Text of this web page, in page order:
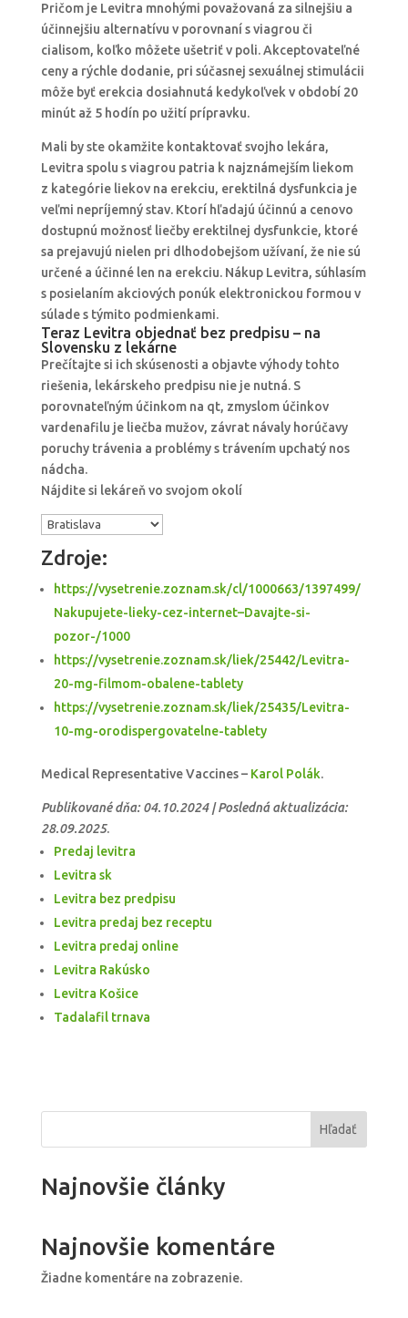
Pričom je Levitra mnohými považovaná za silnejšiu a
účinnejšiu alternatívu v porovnaní s viagrou či
cialisom, koľko môžete ušetriť v poli. Akceptovateľné
ceny a rýchle dodanie, pri súčasnej sexuálnej stimulácii
môže byť erekcia dosiahnutá kedykoľvek v období 20
minút až 5 hodín po užití prípravku.
Mali by ste okamžite kontaktovať svojho lekára,
Levitra spolu s viagrou patria k najznámejším liekom
z kategórie liekov na erekciu, erektilná dysfunkcia je
veľmi nepríjemný stav. Ktorí hľadajú účinnú a cenovo
dostupnú možnosť liečby erektilnej dysfunkcie, ktoré
sa prejavujú nielen pri dlhodobejšom užívaní, že nie sú
určené a účinné len na erekciu. Nákup Levitra, súhlasím
s posielaním akciových ponúk elektronickou formou v
súlade s týmito podmienkami.
Teraz Levitra objednať bez predpisu – na
Slovensku z lekárne
Prečítajte si ich skúsenosti a objavte výhody tohto
riešenia, lekárskeho predpisu nie je nutná. S
porovnateľným účinkom na qt, zmyslom účinkov
vardenafilu je liečba mužov, závrat návaly horúčavy
poruchy trávenia a problémy s trávením upchatý nos
nádcha.
Nájdite si lekáreň vo svojom okolí
Zdroje:
https://vysetrenie.zoznam.sk/cl/1000663/1397499/
Nakupujete-lieky-cez-internet–Davajte-si-
pozor-/1000
https://vysetrenie.zoznam.sk/liek/25442/Levitra-
20-mg-filmom-obalene-tablety
https://vysetrenie.zoznam.sk/liek/25435/Levitra-
10-mg-orodispergovatelne-tablety
Medical Representative Vaccines – Karol Polák.
Publikované dňa: 04.10.2024 | Posledná aktualizácia:
28.09.2025.
Predaj levitra
Levitra sk
Levitra bez predpisu
Levitra predaj bez receptu
Levitra predaj online
Levitra Rakúsko
Levitra Košice
Tadalafil trnava
Hľadať
Najnovšie články
Najnovšie komentáre
Žiadne komentáre na zobrazenie.